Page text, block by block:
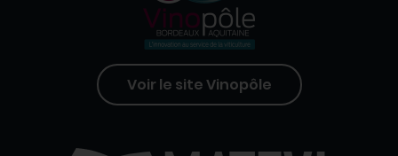
Voir le site Vinopôle